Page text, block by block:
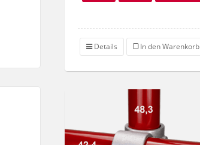
Details In den Warenkorb